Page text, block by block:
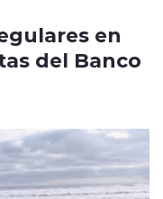
en
del Banco